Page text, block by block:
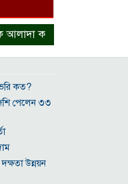
করে
ভরি কত?
পেলেন ৩৩
উন্নয়ন